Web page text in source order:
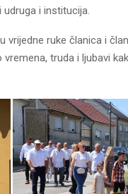
i institucija.
vrijedne ruke članica i
truda i ljubavi